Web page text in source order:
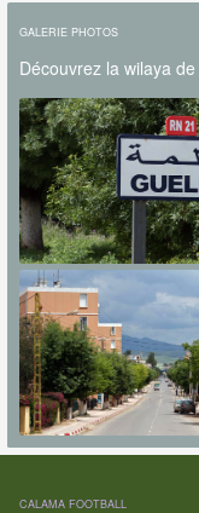
GALERIE PHOTOS
Découvrez la wilaya de
CALAMA FOOTBALL